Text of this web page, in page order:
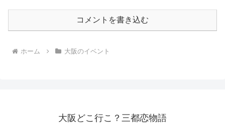
コメントを書き込む
ホーム 大阪のイベント
大阪どこ行こ？三都恋物語